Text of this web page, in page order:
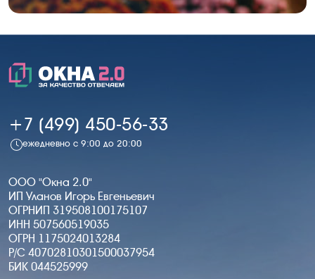
+7 (499) 450-56-33
ежедневно с 9:00 до 20:00
ООО "Окна 2.0"
ИП Уланов Игорь Евгеньевич
ОГРНИП 319508100175107
ИНН 507560519035
ОГРН 1175024013284
Р/С 40702810301500037954
БИК 044525999